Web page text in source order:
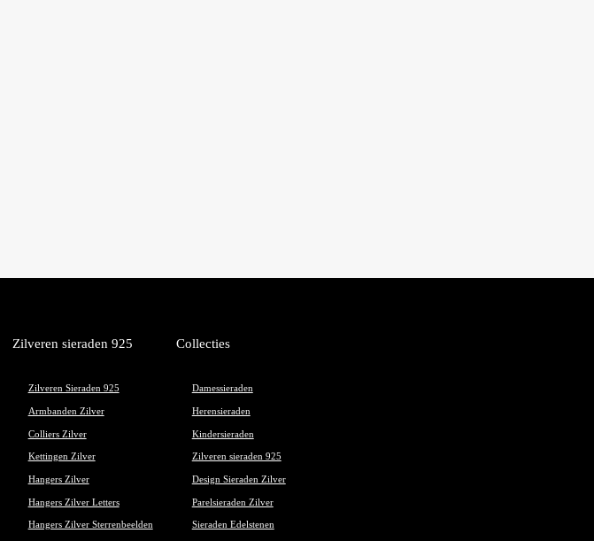
Zilveren sieraden 925
Zilveren Sieraden 925
Armbanden Zilver
Colliers Zilver
Kettingen Zilver
Hangers Zilver
Hangers Zilver Letters
Hangers Zilver Sterrenbeelden
Collecties
Damessieraden
Herensieraden
Kindersieraden
Zilveren sieraden 925
Design Sieraden Zilver
Parelsieraden Zilver
Sieraden Edelstenen